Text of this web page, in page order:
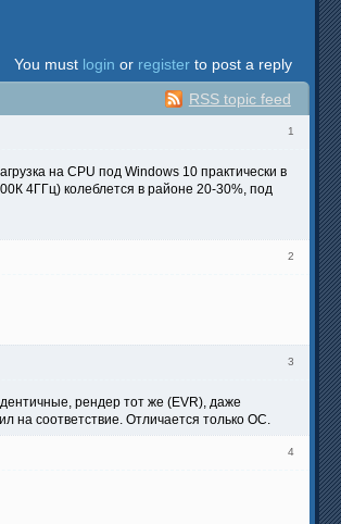
You must login or register to post a reply
RSS topic feed
1
на CPU под Windows 10 практически в
4ГГц) колеблется в районе 20-30%, под
2
3
рендер тот же (EVR), даже
на соответствие. Отличается только ОС.
4